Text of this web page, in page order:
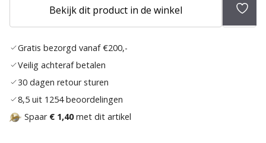
Bekijk dit product in de winkel
Gratis bezorgd vanaf €200,-
Veilig achteraf betalen
30 dagen retour sturen
8,5 uit 1254 beoordelingen
Spaar € 1,40met dit artikel